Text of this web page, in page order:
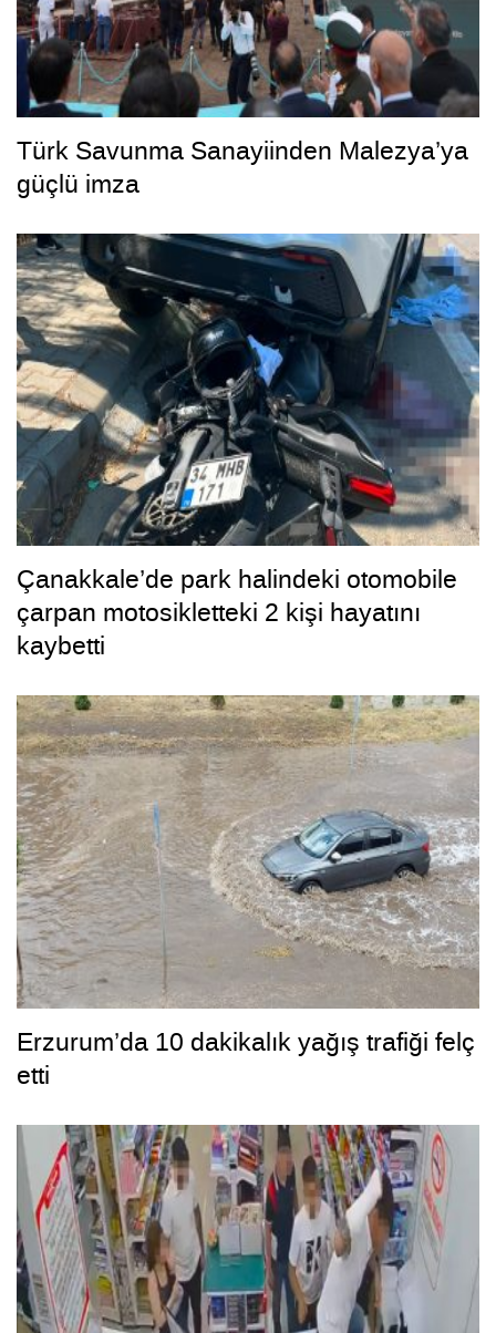
Türk Savunma Sanayiinden Malezya’ya
güçlü imza
Çanakkale’de park halindeki otomobile
çarpan motosikletteki 2 kişi hayatını
kaybetti
Erzurum’da 10 dakikalık yağış trafiği felç
etti